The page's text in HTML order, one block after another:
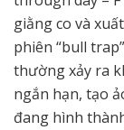
giằng co và
phiên “bull
thường xảy ra
ngắn hạn, tạo
đang hình